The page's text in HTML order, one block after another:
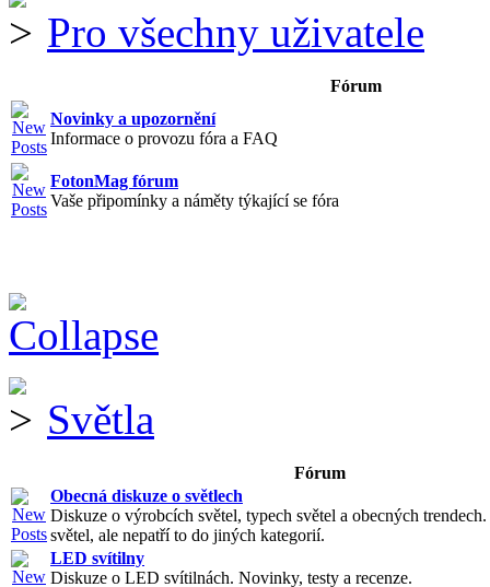
Pro všechny uživatele
Fórum
Novinky a upozornění
Informace o provozu fóra a FAQ
FotonMag fórum
Vaše připomínky a náměty týkající se fóra
Světla
Fórum
Obecná diskuze o světlech
Diskuze o výrobcích světel, typech světel a obecných
světel, ale nepatří to do jiných kategorií.
LED svítilny
Diskuze o LED svítilnách. Novinky, testy a recenze.